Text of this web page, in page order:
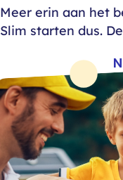
Meer erin aan het
Slim starten dus.